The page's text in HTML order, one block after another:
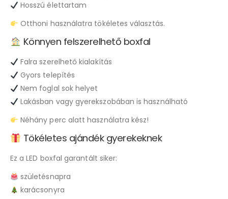
Hosszú élettartam
Otthoni használatra tökéletes választás.
Könnyen felszerelhető boxfal
Falra szerelhető kialakítás
Gyors telepítés
Nem foglal sok helyet
Lakásban vagy gyerekszobában is használható
Néhány perc alatt használatra kész!
Tökéletes ajándék gyerekeknek
Ez a LED boxfal garantált siker:
születésnapra
karácsonyra